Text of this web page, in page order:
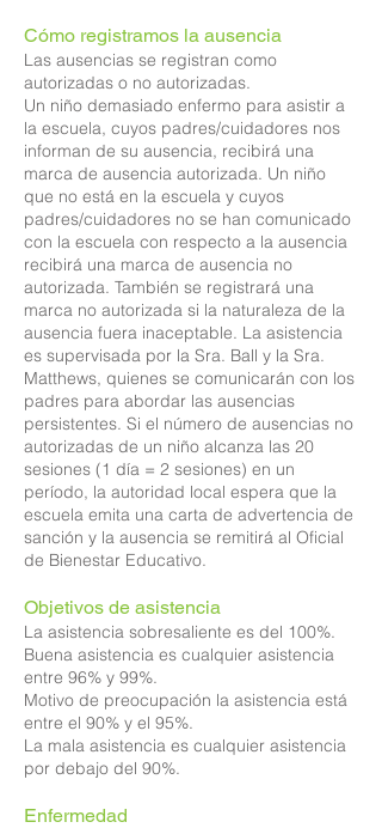
Cómo registramos la ausencia
Las ausencias se registran como
autorizadas o no autorizadas.
Un niño demasiado enfermo para asistir a
la escuela, cuyos padres/cuidadores nos
informan de su ausencia, recibirá una
marca de ausencia autorizada. Un niño
que no está en la escuela y cuyos
padres/cuidadores no se han comunicado
con la escuela con respecto a la ausencia
recibirá una marca de ausencia no
autorizada. También se registrará una
marca no autorizada si la naturaleza de la
ausencia fuera inaceptable. La asistencia
es supervisada por la Sra. Ball y la Sra.
Matthews, quienes se comunicarán con los
padres para abordar las ausencias
persistentes. Si el número de ausencias no
autorizadas de un niño alcanza las 20
sesiones (1 día = 2 sesiones) en un
período, la autoridad local espera que la
escuela emita una carta de advertencia de
sanción y la ausencia se remitirá al Oficial
de Bienestar Educativo.
Objetivos de asistencia
La asistencia sobresaliente es del 100%.
Buena asistencia es cualquier asistencia
entre 96% y 99%.
Motivo de preocupación la asistencia está
entre el 90% y el 95%.
La mala asistencia es cualquier asistencia
por debajo del 90%.
Enfermedad